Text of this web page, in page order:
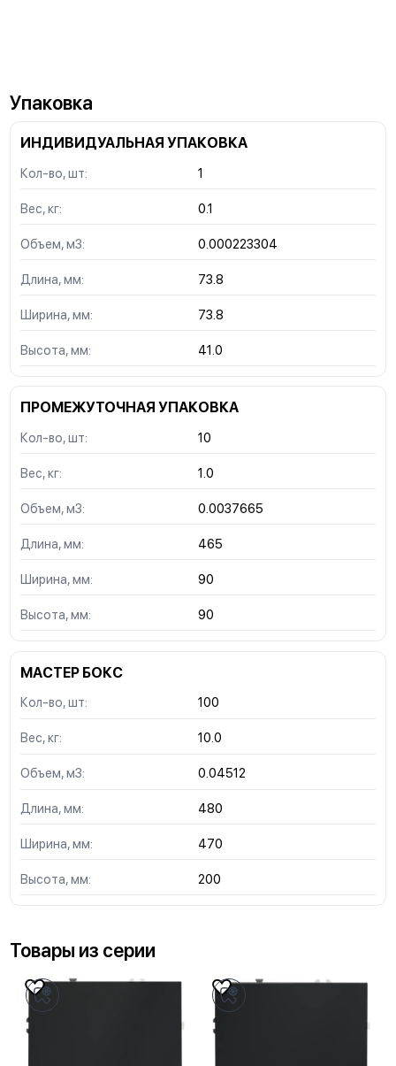
Упаковка
ИНДИВИДУАЛЬНАЯ УПАКОВКА
Кол-во, шт: 1
Вес, кг: 0.1
Объем, м3: 0.000223304
Длина, мм: 73.8
Ширина, мм: 73.8
Высота, мм: 41.0
ПРОМЕЖУТОЧНАЯ УПАКОВКА
Кол-во, шт: 10
Вес, кг: 1.0
Объем, м3: 0.0037665
Длина, мм: 465
Ширина, мм: 90
Высота, мм: 90
МАСТЕР БОКС
Кол-во, шт: 100
Вес, кг: 10.0
Объем, м3: 0.04512
Длина, мм: 480
Ширина, мм: 470
Высота, мм: 200
Товары из серии